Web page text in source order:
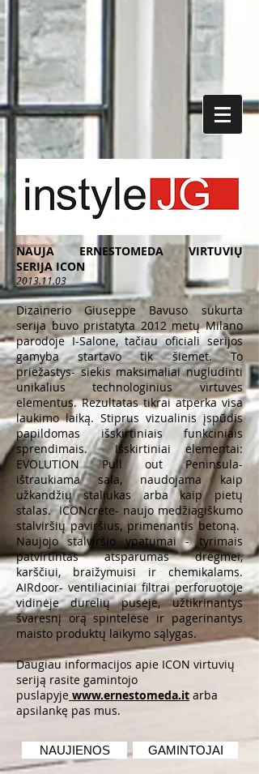
NAUJA ERNESTOMEDA VIRTUVIŲ
SERIJA ICON
2013.11.03
Dizainerio Giuseppe Bavuso sukurta
serija buvo pristatyta 2012 metų Milano
parodoje I-Salone, tačiau oficiali serijos
gamyba startavo tik šiemet. To
priežastys- siekis maksimaliai nugludinti
unikalius technologinius virtuvės
elementus. Rezultatas tikrai atperka visa
laukimo laiką. Stiprus vizualinis įspūdis
papildomas išskirtiniais funkciniais
sprendimais. Išskirtiniai elementai:
EVOLUTION Pull out Peninsula-
ištraukiama sala, naudojama kaip
užkandžių staliukas arba kaip pietų
stalas. ICONcrete- naujo medžiagiškumo
stalviršių paviršius, primenantis betoną.
Naujojo stalviršio ypatumai - tyrimais
patvirtintas atsparumas drėgmei,
karščiui, braižymuisi ir chemikalams.
AIRdoor- ventiliaciniai filtrai perforuotoje
vidinėje durelių pusėje, užtikrinantys
švaresnį orą spintelėse ir pagerinantys
maisto produktų laikymo sąlygas.
Daugiau informacijos apie ICON virtuvių
seriją rasite gamintojo
puslapyje www.ernestomeda.it arba
apsilankę pas mus.
NAUJIENOS GAMINTOJAI